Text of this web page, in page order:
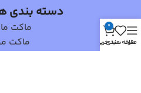
هدف ما ارائه بهترین و خاص‌ترین
فیگورها به علاقه‌مندان این حوزه
محصولاتی بی‌نظیر، اطلاعات جامع و
دسته بندی
ماکت
ماکت
منو
علاقه مندی
0
سبد خرید